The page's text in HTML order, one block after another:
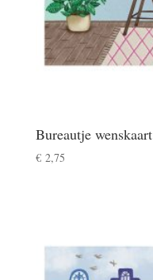
Bureautje wenskaart
€2,75